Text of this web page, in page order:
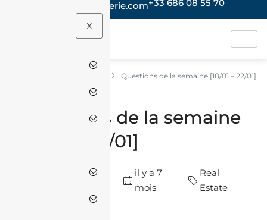
contact@jacheteenalgerie.com+33 686 08 55 70
X
Questions de la semaine [18/01 – 22/01]
Questions de la semaine
[18/01 – 22/01]
il y a 7
mois
Real
Estate